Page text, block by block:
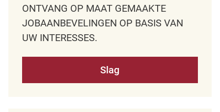
ONTVANG OP MAAT GEMAAKTE
JOBAANBEVELINGEN OP BASIS VAN
UW INTERESSES.
Slag